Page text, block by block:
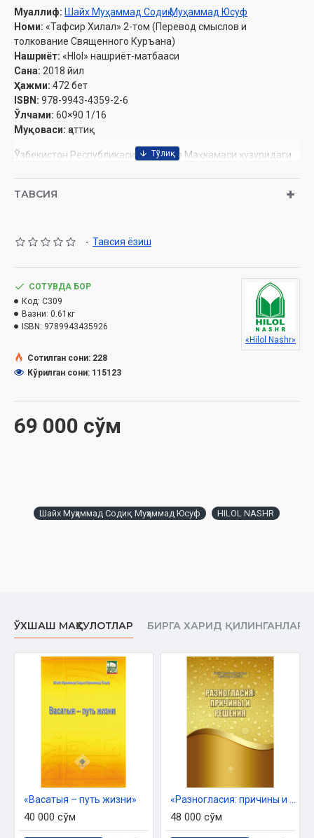
Муаллиф: Шайх Муҳаммад Содиқ Муҳаммад Юсуф
Номи: «Тафсир Хилал» 2-том (Перевод смыслов и
толкование Священного Куръана)
Нашриёт: «Hlol» нашриёт-матбааси
Сана: 2018 йил
Ҳажми: 472 бет
ISBN: 978-9943-4359-2-6
Ўлчами: 60×90 1/16
Муқоваси: қаттиқ
Ўзбекистон Республикаси Вазирлар Маҳкамаси ҳузуридаги
Сура «Áли Имран»
Сура «Ниса»
Пятый джуз
Шестой джуз
Указатель имен
Предметный указатель
ТАВСИЯ
- Тавсия ёзиш
69 000 сўм
СОТУВДА БОР
Код: C309
Вазни: 0.61кг
ISBN: 9789943435926
«Hilol Nashr»
Сотилган сони: 228
Кўрилган сони: 115123
Шайх Муҳаммад Содиқ Муҳаммад Юсуф HILOL NASHR
ЎХШАШ МАҲСУЛОТЛАР БИРГА ХАРИД ҚИЛИНГАНЛАР
«Васатыя – путь жизни»
40 000 сўм 48 000 сўм